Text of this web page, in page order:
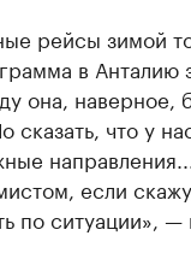
рейсы зимой
в Анталию
она, наверное,
сказать, что у
если
по ситуации», —